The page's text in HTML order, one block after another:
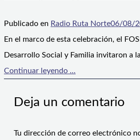
Publicado en Radio Ruta Norte06/08/
En el marco de esta celebración, el
Desarrollo Social y Familia invitaron a
Continuar leyendo ...
Deja un comentario
Tu dirección de correo electrónico